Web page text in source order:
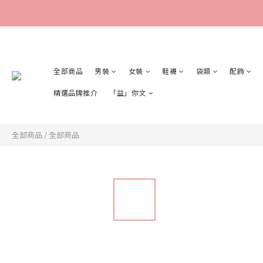
全部商品 男裝 女裝 鞋襪 袋類 配飾
精選品牌推介 「益」你文
全部商品 / 全部商品